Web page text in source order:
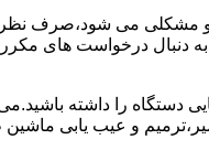
می شود،صرف نظر
دنبال درخواست های
دستگاه را داشته
و عیب یابی ماشین